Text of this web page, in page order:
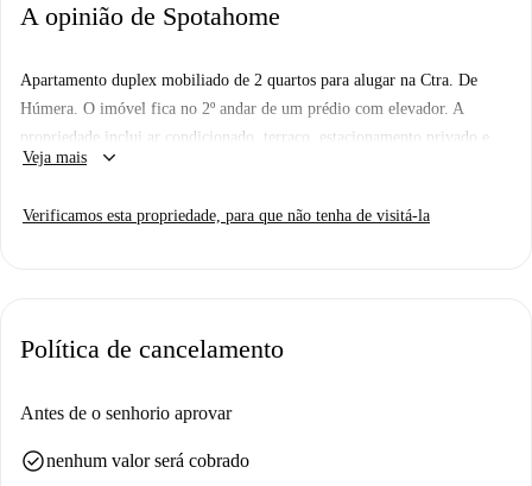
A opinião de Spotahome
Apartamento duplex mobiliado de 2 quartos para alugar na Ctra. De
Húmera. O imóvel fica no 2º andar de um prédio com elevador. A
propriedade inclui ar condicionado, terraço, estacionamento privado e
acesso à piscina.
Veja mais keyboard_arrow_down
Verificamos esta propriedade, para que não tenha de visitá-la
Política de cancelamento
Antes de o senhorio aprovar
check_circlenenhum valor será cobrado